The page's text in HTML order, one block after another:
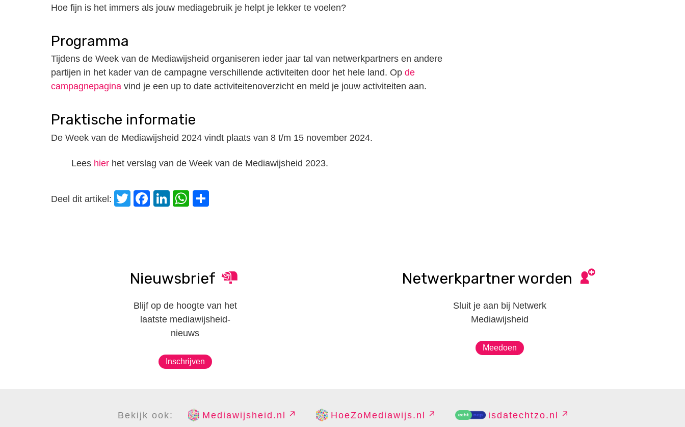
Hoe fijn is het immers als jouw mediagebruik je helpt je lekker te voelen?
Programma
Tijdens de Week van de Mediawijsheid organiseren ieder jaar tal van netwerkpartners en andere
partijen in het kader van de campagne verschillende activiteiten door het hele land. Op de
campagnepagina vind je een up to date activiteitenoverzicht en meld je jouw activiteiten aan.
Praktische informatie
De Week van de Mediawijsheid 2024 vindt plaats van 8 t/m 15 november 2024.
Lees hier het verslag van de Week van de Mediawijsheid 2023.
Deel dit artikel: Twitter
Facebook
LinkedIn
WhatsApp
Nieuwsbrief
Blijf op de hoogte van het
laatste mediawijsheid-
nieuws
Inschrijven
Netwerkpartner worden
Sluit je aan bij Netwerk
Mediawijsheid
Meedoen
Bekijk ook: Mediawijsheid.nl HoeZoMediawijs.nl isdatechtzo.nl